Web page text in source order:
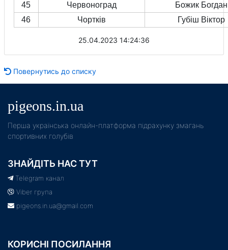
45
Червоноград
Божик Богдан
46
Чортків Губіш Віктор
25.04.2023 14:24:36
Повернутись до списку
pigeons.in.ua
Пeрша українська онлайн-платформа підрахунку змагань
спортивних голубів
ЗНАЙДІТЬ НАС ТУТ
Telegram канал
Viber група
pigeons.in.ua@gmail.com
КОРИСНІ ПОСИЛАННЯ